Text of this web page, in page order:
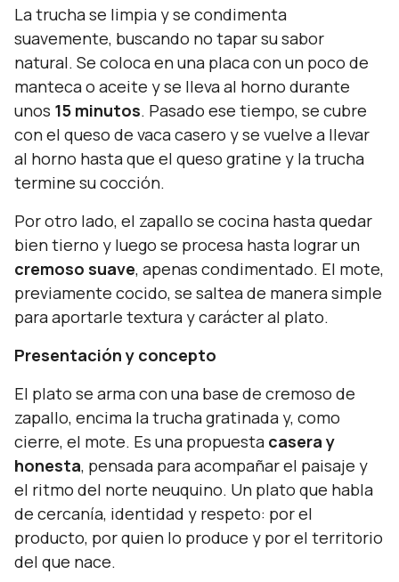
La trucha se limpia y se condimenta
suavemente, buscando no tapar su sabor
natural. Se coloca en una placa con un poco de
manteca o aceite y se lleva al horno durante
unos 15 minutos. Pasado ese tiempo, se cubre
con el queso de vaca casero y se vuelve a llevar
al horno hasta que el queso gratine y la trucha
termine su cocción.
Por otro lado, el zapallo se cocina hasta quedar
bien tierno y luego se procesa hasta lograr un
cremoso suave, apenas condimentado. El mote,
previamente cocido, se saltea de manera simple
para aportarle textura y carácter al plato.
Presentación y concepto
El plato se arma con una base de cremoso de
zapallo, encima la trucha gratinada y, como
cierre, el mote. Es una propuesta casera y
honesta, pensada para acompañar el paisaje y
el ritmo del norte neuquino. Un plato que habla
de cercanía, identidad y respeto: por el
producto, por quien lo produce y por el territorio
del que nace.